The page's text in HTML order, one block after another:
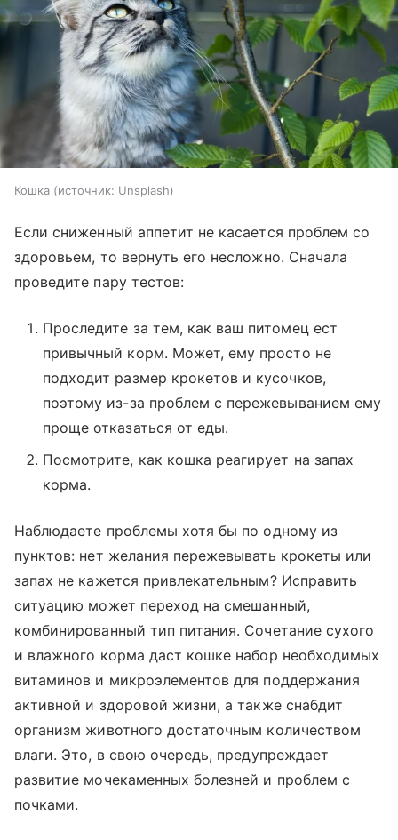
Кошка источник: Unsplash
Если сниженный аппетит не касается проблем со
здоровьем, то вернуть его несложно. Сначала
проведите пару тестов:
Проследите за тем, как ваш питомец ест
привычный корм. Может, ему просто не
подходит размер крокетов и кусочков,
поэтому из-за проблем с пережевыванием ему
проще отказаться от еды.
Посмотрите, как кошка реагирует на запах
корма.
Наблюдаете проблемы хотя бы по одному из
пунктов: нет желания пережевывать крокеты или
запах не кажется привлекательным? Исправить
ситуацию может переход на смешанный,
комбинированный тип питания. Сочетание сухого
и влажного корма даст кошке набор необходимых
витаминов и микроэлементов для поддержания
активной и здоровой жизни, а также снабдит
организм животного достаточным количеством
влаги. Это, в свою очередь, предупреждает
развитие мочекаменных болезней и проблем с
почками.